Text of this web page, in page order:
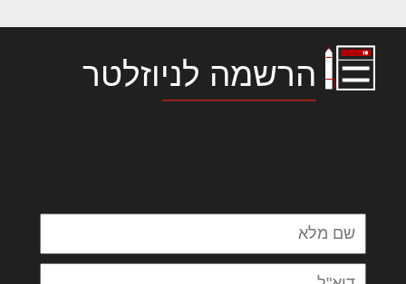
הרשמה לניוזלטר